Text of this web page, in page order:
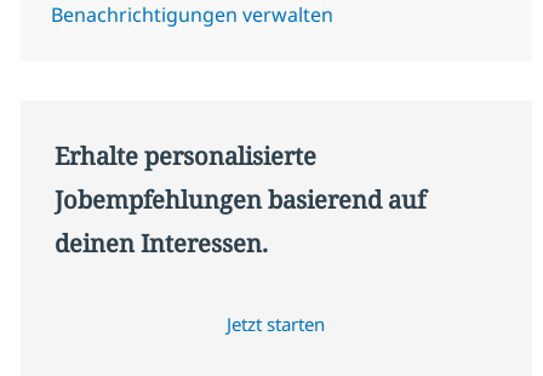
Benachrichtigungen verwalten
Erhalte personalisierte
Jobempfehlungen basierend auf
deinen Interessen.
Jetzt starten